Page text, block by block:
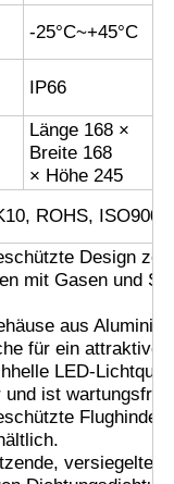
-25°C~+45°C
IP66
Länge 168 ×
Breite 168
× Höhe 245
ROHS, ISO9001
Design
mit Gasen und
aus
für ein
LED-
ist wartungsfrei.
versiegelte